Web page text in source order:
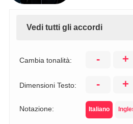
Vedi tutti gli accordi
Cambia tonalità: - +
Dimensioni Testo: - +
Notazione: Italiano